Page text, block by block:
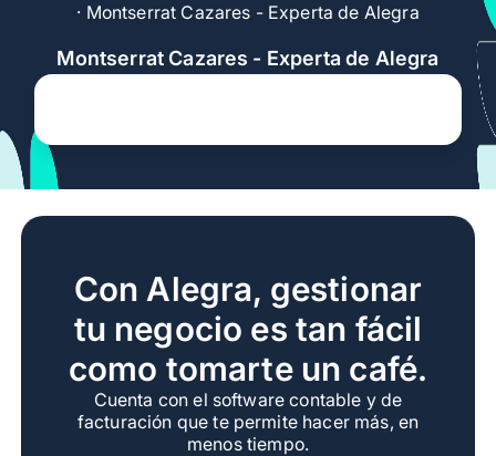
· Montserrat Cazares - Experta de Alegra
Montserrat Cazares - Experta de Alegra
Con Alegra, gestionar
tu negocio es tan fácil
como tomarte un café.
Cuenta con el software contable y de
facturación que te permite hacer más, en
menos tiempo.